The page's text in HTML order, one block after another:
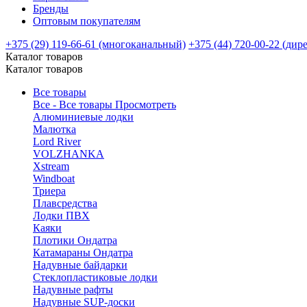
Бренды
Оптовым покупателям
+375 (29) 119-66-61 (многоканальный) +375 (44) 720-00-22
Каталог товаров
Каталог товаров
Все товары
Все - Все товары Просмотреть
Алюминиевые лодки
Малютка
Lord River
VOLZHANKA
Xstream
Windboat
Триера
Плавсредства
Лодки ПВХ
Каяки
Плотики Ондатра
Катамараны Ондатра
Надувные байдарки
Стеклопластиковые лодки
Надувные рафты
Надувные SUP-доски